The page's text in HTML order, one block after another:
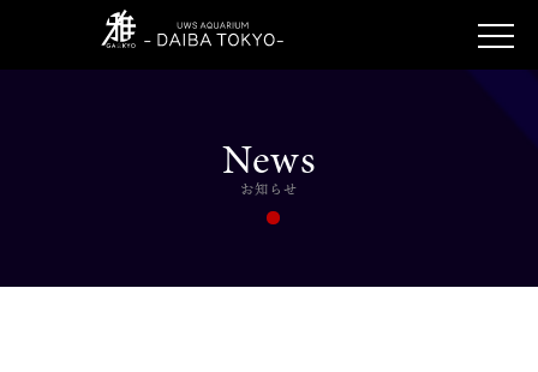
News
お知らせ